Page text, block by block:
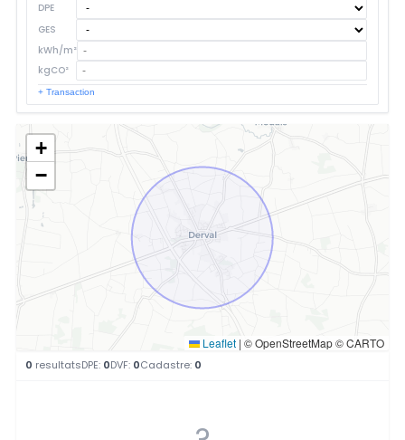
DPE
GES
kWh/m²
kgCO²
+ Transaction
0 resultatsDPE: 0DVF: 0Cadastre: 0
+
−
Leaflet | © OpenStreetMap © CARTO